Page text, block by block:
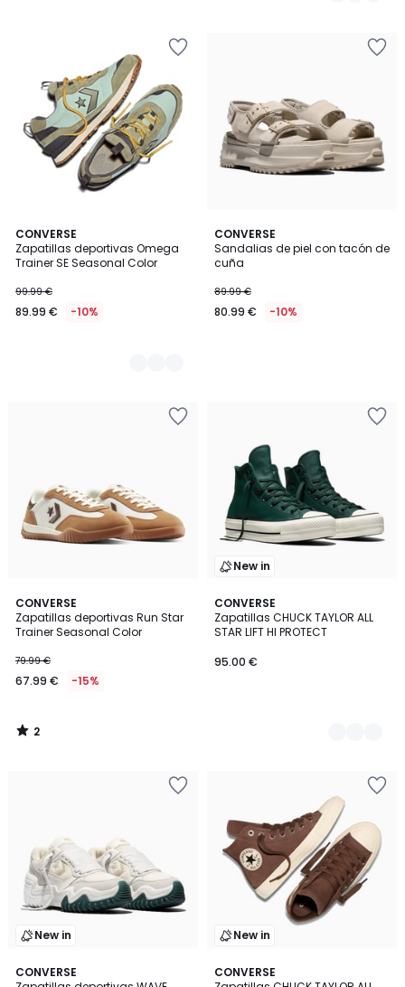
CONVERSE
Zapatillas deportivas Omega
Trainer SE Seasonal Color
99.99 €
89.99 € -10%
2
Colores
CONVERSE
Sandalias de piel con tacón de
cuña
89.99 €
80.99 € -10%
CONVERSE
Zapatillas deportivas Run Star
Trainer Seasonal Color
79.99 €
67.99 € -15%
2
/
5
2
/
New in
CONVERSE
Zapatillas CHUCK TAYLOR ALL
STAR LIFT HI PROTECT
95.00 €
2
Colores
New in
CONVERSE
2
New in
CONVERSE